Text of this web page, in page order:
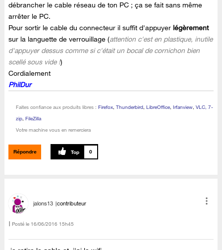
débrancher le cable réseau de ton PC ; ça se fait sans même
arrêter le PC.
Pour sortir le cable du connecteur il suffit d'appuyer légèrement
sur la languette de verrouillage (attention c'est en plastique, inutile
d'appuyer dessus comme si c'était un bocal de cornichon bien
scellé sous vide !)
Cordialement
PhilDur
Faites confiance aux produits libres : Firefox,Thunderbird,LibreOffice,Irfanview,VLC, 7-
zip,FileZilla
Votre machine vous en remerciera
Répondre 0
jalons13 contributeur
Posté le ‎16/06/2016 15h45